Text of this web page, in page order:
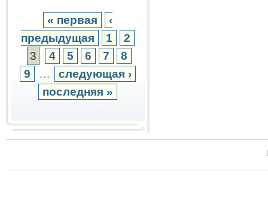
« первая
‹
предыдущая
1
2
3
4 5 6 7
8
9
…
следующая ›
последняя »